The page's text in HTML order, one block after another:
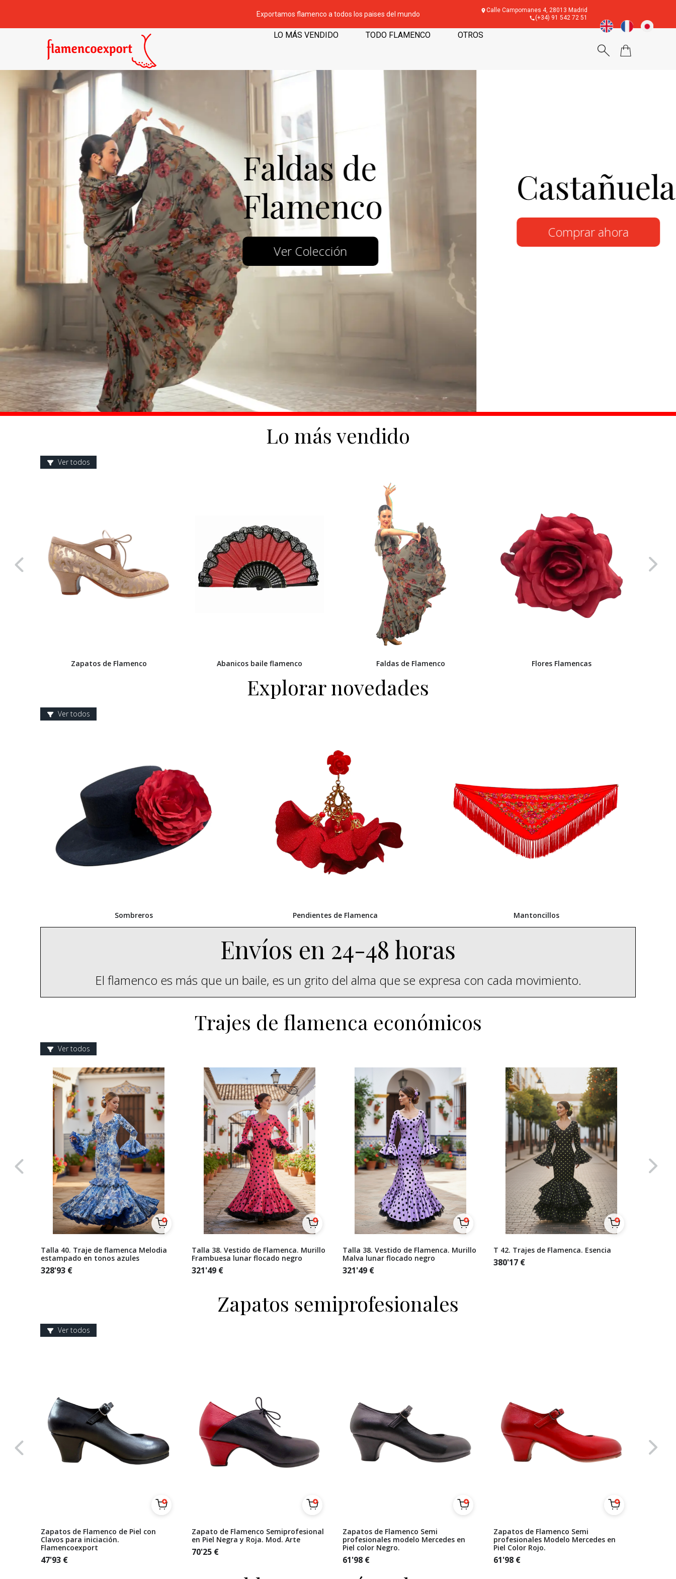
Exportamos flamenco a todos los paises del mundo
Calle Campomanes 4, 28013 Madrid
(+34) 91 542 72 51
LO MÁS VENDIDO TODO FLAMENCO OTROS
Castañuelas
Comprar ahora
Lo más vendido
Ver todos
Zapatos de Flamenco Abanicos baile flamenco Faldas de Flamenco Flores Flamencas
Explorar novedades
Ver todos
Sombreros Pendientes de Flamenca Mantoncillos
Envíos en 24-48 horas
El flamenco es más que un baile, es un grito del alma que se expresa con cada movimiento.
Trajes de flamenca económicos
Ver todos
Talla 40. Traje de flamenca Melodia
estampado en tonos azules
328'93 €
Talla 38. Vestido de Flamenca. Murillo
Frambuesa lunar flocado negro
321'49 €
Talla 38. Vestido de Flamenca. Murillo
Malva lunar flocado negro
321'49 €
T 42. Trajes de Flamenca. Esencia
380'17 €
Zapatos semiprofesionales
Ver todos
Zapatos de Flamenco de Piel con
Clavos para iniciación.
Flamencoexport
47'93 €
Zapato de Flamenco Semiprofesional
en Piel Negra y Roja. Mod. Arte
70'25 €
Zapatos de Flamenco Semi
profesionales modelo Mercedes en
Piel color Negro.
61'98 €
Zapatos de Flamenco Semi
profesionales Modelo Mercedes en
Piel Color Rojo.
61'98 €